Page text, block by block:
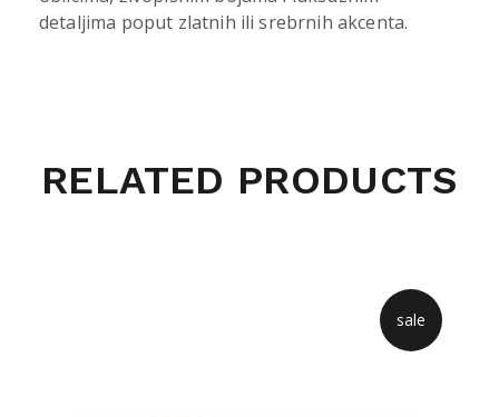
detaljima poput zlatnih ili srebrnih akcenta.
RELATED PRODUCTS
sale